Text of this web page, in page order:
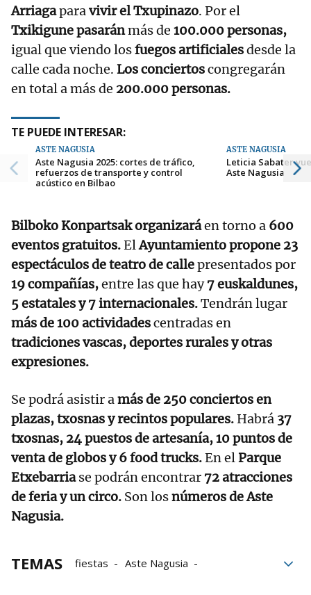
Arriagaparavivir el Txupinazo. Por el
Txikigune pasaránmás de 100.000 personas,
igual que viendo losfuegos artificialesdesde la
calle cada noche. Los conciertoscongregarán
en total a más de 200.000 personas.
TE PUEDE INTERESAR:
ASTE NAGUSIA
Aste Nagusia 2025: cortes de tráfico,
refuerzos de transporte y control
acústico en Bilbao
ASTE NAGUSIA
Leticia Sabater
Aste Nagusia
Bilboko Konpartsakorganizaráen torno a 600
eventos gratuitos.ElAyuntamiento propone 23
espectáculos de teatro de callepresentados por
19 compañías,entre las que hay7 euskaldunes,
5 estatales y 7 internacionales.Tendrán lugar
más de 100 actividadescentradas en
tradiciones vascas, deportes rurales y otras
expresiones.
Se podrá asistir amás de 250 conciertos en
plazas,txosnas y recintos populares. Habrá 37
txosnas, 24 puestos de artesanía, 10 puntos de
venta de globos y 6 food trucks.En elParque
Etxebarriase podrán encontrar 72 atracciones
de feria y un circo. Son losnúmeros de Aste
Nagusia.
TEMAS fiestas
Aste Nagusia